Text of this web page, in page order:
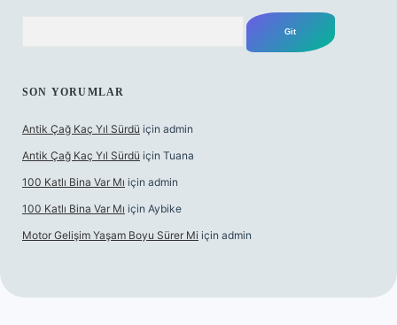
SON YORUMLAR
Antik Çağ Kaç Yıl Sürdü için admin
Antik Çağ Kaç Yıl Sürdü için Tuana
100 Katlı Bina Var Mı için admin
100 Katlı Bina Var Mı için Aybike
Motor Gelişim Yaşam Boyu Sürer Mi için admin